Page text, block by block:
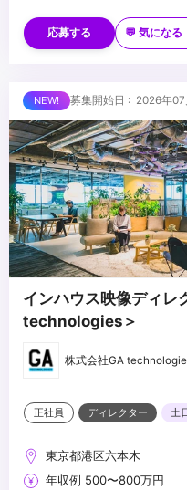
ラフィックス制作)
・Adobe Ps、Aiでの業務経
くお願いいたします
ポートフォリオでは、以下
・ポートフォリオの作品や情
いるか
・各作品におけるご自身の担
トが明確に伝わるか
■歓迎スキル
・映像の演出設計およびコン
・一眼カメラなどでの撮影経
・小規模でのライブ配信経験
・3DCGの制作経験
・コミュニケーションデザイ
・チームマネジメントの経験
・制作進行（予算・スケジュ
影/CG/MA）との折衝経験
■求める人物像
・クリエイティブの美しさと
メント）を両立できる方
・Yes &の考え方を実践して
・スピード感もって取り組め
・チームで協力して目標達成
・自ら考え、顧客にとって最
・GA VALUESに共感できる方
...
応募する 💬 気になる
募集開始日 : 2026年07
インハウス映像ディレ
technologies＞
株式会社GA
正社員 ディレクター 土
東京都港区六本木
年収例 500〜800万円